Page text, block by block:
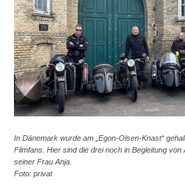
In Dänemark wurde am „Egon-Olsen-Knast“
Filmfans. Hier sind die drei noch in Begleitung
seiner Frau Anja.
Foto: privat